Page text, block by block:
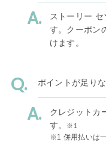
ストーリー
す。クーポン
けます。
ポイントが足り
クレジットカ
す。
※1
※1 併用払いは